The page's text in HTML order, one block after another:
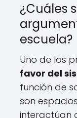
¿Cuáles
escuela?
Uno de los
favor del
función de
son
interactúan